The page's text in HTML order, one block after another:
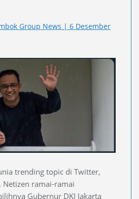
Group News | 6 Desember
trending topic di Twitter,
ramai-ramai
Gubernur DKI Jakarta